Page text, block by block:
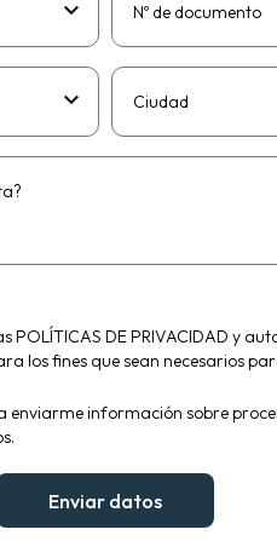
Nº de documento
Ciudad
POLÍTICAS DE PRIVACIDAD y
los fines que sean necesarios
enviarme información sobre